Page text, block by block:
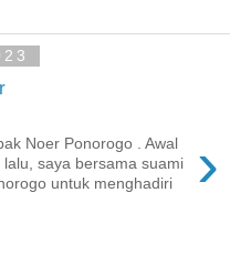
›
Noer Ponorogo . Awal
saya bersama suami
untuk menghadiri